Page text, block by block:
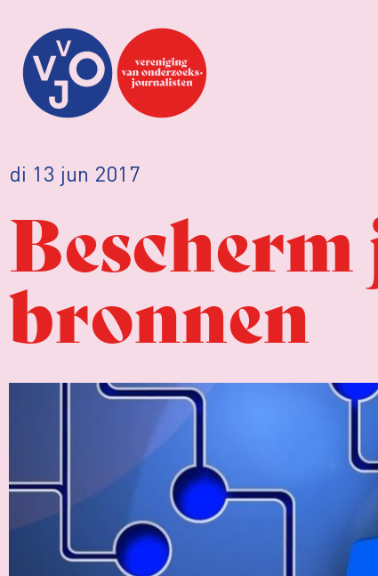
di 13 jun 2017
Bescherm
bronnen